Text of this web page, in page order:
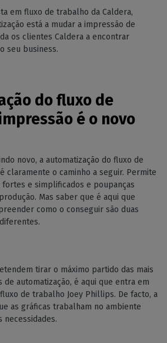
em fluxo de trabalho da Caldera,
está a mudar a impressão de
os clientes Caldera a encontrar
seu business.
do fluxo de
é o novo
novo, a automatização do fluxo de
claramente o caminho a seguir. Permite
e simplificados e poupanças
Mas saber que é aqui que
como o conseguir são duas
tirar o máximo partido das mais
automatização, é aqui que entra em
de trabalho Joey Phillips. De facto, a
as gráficas trabalham no ambiente
necessidades.